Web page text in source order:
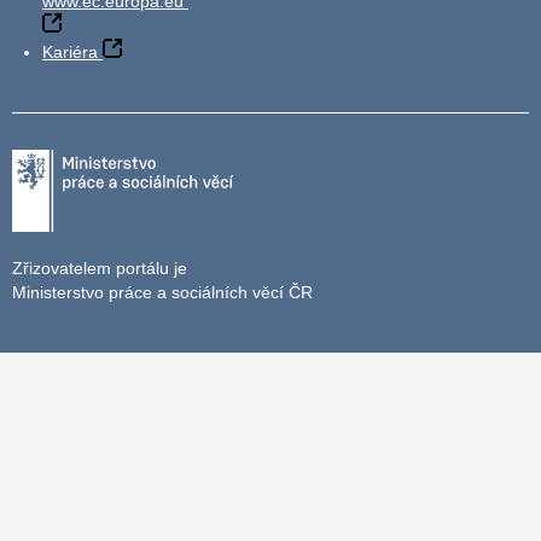
Kariéra
Zřizovatelem portálu je
Ministerstvo práce a sociálních věcí ČR